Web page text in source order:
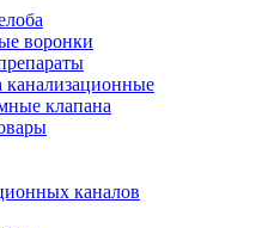
воронки
канализационные
клапана
каналов